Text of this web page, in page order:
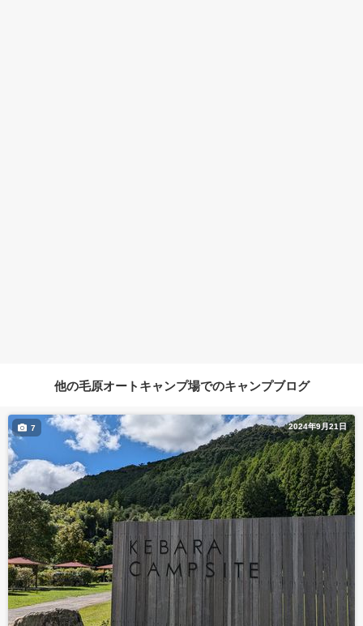
他の毛原オートキャンプ場でのキャンプブログ
2024年9月21日
7